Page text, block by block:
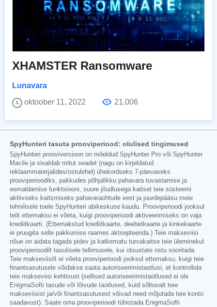
XHAMSTER Ransomware
Lunavara
oktoober 11, 2022
21,006
SpyHunteri tasuta prooviperiood: olulised tingimused
SpyHunteri prooviversioon on mõeldud SpyHunter Pro või SpyHunter
Macile ja sisaldab mitut seadet (nagu on kirjeldatud
reklaammaterjalides/ostulehel) ühekordseks 7-päevaseks
prooviperioodiks, pakkudes põhjalikku pahavara tuvastamise ja
eemaldamise funktsiooni, suure jõudlusega kaitset teie süsteemi
aktiivseks kaitsmiseks pahavaraohtude eest ja juurdepääsu meie
tehnilisele toele SpyHunteri abikeskuse kaudu. Prooviperioodi jooksul
teilt ettemaksu ei võeta, kuigi prooviperioodi aktiveerimiseks on vaja
krediitkaarti. (Ettemakstud krediitkaarte, deebetkaarte ja kinkekaarte
ei pruugita selle pakkumise raames aktsepteerida.) Teie makseviisi
nõue on aidata tagada pidev ja katkematu turvakaitse teie üleminekul
prooviperioodilt tasulisele tellimusele, kui otsustate ostu sooritada.
Teie makseviisilt ei võeta prooviperioodi jooksul ettemaksu, kuigi teie
finantsasutusele võidakse saata autoriseerimistaotlusi, et kontrollida
teie makseviisi kehtivust (sellised autoriseerimistaotlused ei ole
EnigmaSofti tasude või lõivude taotlused, kuid sõltuvalt teie
makseviisist ja/või finantsasutusest võivad need mõjutada teie konto
saadavust). Saate oma prooviperioodi tühistada EnigmaSofti